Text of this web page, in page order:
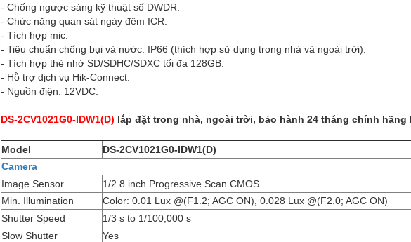
- Chống ngược sáng kỹ thuật số DWDR.
- Chức năng quan sát ngày đêm ICR.
- Tích hợp mic.
- Tiêu chuẩn chống bụi và nước: IP66 (thích hợp sử dụng trong nhà và ngoài trời).
- Tích hợp thẻ nhớ SD/SDHC/SDXC tối đa 128GB.
- Hỗ trợ dịch vụ Hik-Connect.
- Nguồn điện: 12VDC.
DS-2CV1021G0-IDW1(D) lắp đặt trong nhà, ngoài trời, bảo hành 24 tháng chính hãng
Model
DS-2CV1021G0-IDW1(D)
Camera
Image Sensor
1/2.8 inch Progressive Scan CMOS
Min. Illumination
Color: 0.01 Lux @(F1.2; AGC ON), 0.028 Lux @(F2.0; AGC ON)
Shutter Speed
1/3 s to 1/100,000 s
Slow Shutter
Yes